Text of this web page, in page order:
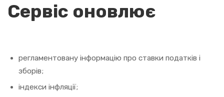
Сервіс оновлює
регламентовану інформацію про ставки податків і
зборів;
індекси інфляції;